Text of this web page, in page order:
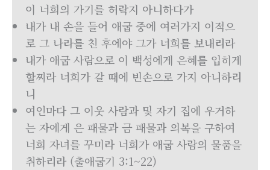
이 너희의 가기를 허락지 아니하다가
내가 내 손을 들어 애굽 중에 여러가지 이적으
로 그 나라를 친 후에야 그가 너희를 보내리라
내가 애굽 사람으로 이 백성에게 은혜를 입히게
할찌라 너희가 갈 때에 빈손으로 가지 아니하리
니
여인마다 그 이웃 사람과 및 자기 집에 우거하
는 자에게 은 패물과 금 패물과 의복을 구하여
너희 자녀를 꾸미라 너희가 애굽 사람의 물품을
취하리라 (출애굽기 3:1~22)